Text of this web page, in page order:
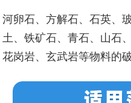
河卵石、方解石、石英、
土、铁矿石、青石、山石
花岗岩、玄武岩等物料的